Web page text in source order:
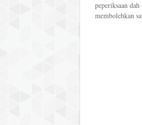
peperiksaan
membolehkan